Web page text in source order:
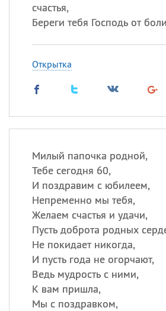
счастья,
Береги тебя Господь от
Открытка
Милый папочка родной,
Тебе сегодня 60,
И поздравим с юбилеем,
Непременно мы тебя,
Желаем счастья и удачи,
Пусть доброта родных
Не покидает никогда,
И пусть года не огорчают,
Ведь мудрость с ними,
К вам пришла,
Мы с поздравком,